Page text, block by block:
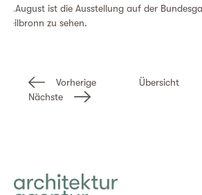
15.August ist die Ausstellung auf der
Heilbronn zu sehen.
Vorherige
Übersicht
Nächste